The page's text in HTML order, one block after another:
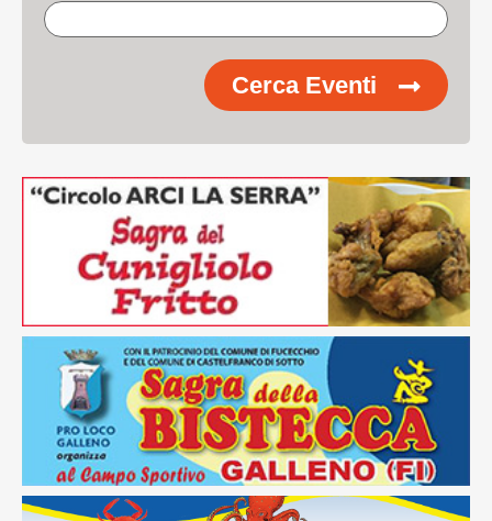
Cerca Eventi